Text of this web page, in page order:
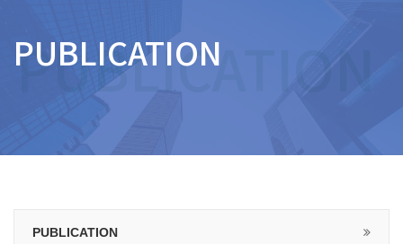
PUBLICATION
PUBLICATION